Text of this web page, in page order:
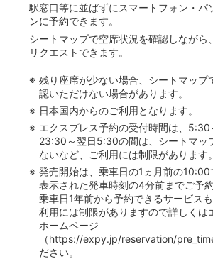
駅窓口等に並ばずにスマートフォン・パ
ンに予約できます。
シートマップで空席状況を確認しながら
リクエストできます。
残り座席が少ない場合、シートマップ
認いただけない場合があります。
日本国内からのご利用となります。
エクスプレス予約の受付時間は、5:30
23:30～翌日5:30の間は、シートマッ
ないなど、ご利用には制限があります。
発売開始は、乗車日の1ヵ月前の10:00
表示された発車時刻の4分前までご予約
乗車日1年前から予約できるサービス
利用には制限がありますので詳しくは
ホームページ
（https://expy.jp/reservation/
ださい。